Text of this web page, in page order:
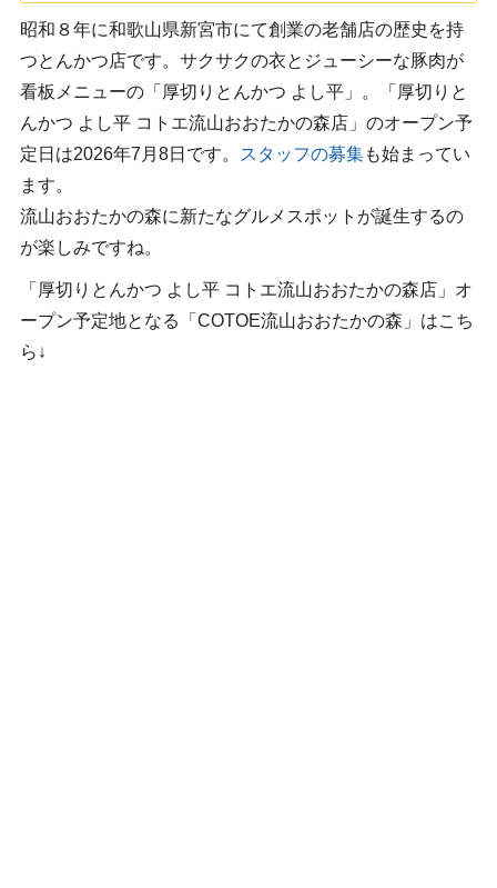
昭和８年に和歌山県新宮市にて創業の老舗店の歴史を持
つとんかつ店です。サクサクの衣とジューシーな豚肉が
看板メニューの「厚切りとんかつ よし平」。「厚切りと
んかつ よし平 コトエ流山おおたかの森店」のオープン予
定日は2026年7月8日です。
スタッフの募集も始まってい
ます。
流山おおたかの森に新たなグルメスポットが誕生するの
が楽しみですね。
「厚切りとんかつ よし平 コトエ流山おおたかの森店」オ
ープン予定地となる「COTOE流山おおたかの森」はこち
ら↓